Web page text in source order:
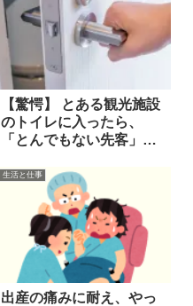
【驚愕】 とある観光施設
のトイレに入ったら、
「とんでもない先客」が
生活と仕事
出産の痛みに耐え、やっ